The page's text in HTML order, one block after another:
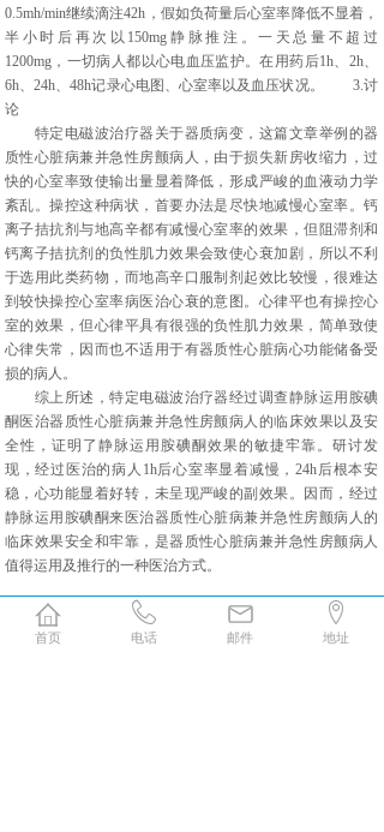
0.5mh/min继续滴注42h，假如负荷量后心室率降低不显着，
半小时后再次以150mg静脉推注。一天总量不超过
1200mg，一切病人都以心电血压监护。在用药后1h、2h、
6h、24h、48h记录心电图、心室率以及血压状况。 3.讨
论
特定电磁波治疗器关于器质病变，这篇文章举例的器
质性心脏病兼并急性房颤病人，由于损失新房收缩力，过
快的心室率致使输出量显着降低，形成严峻的血液动力学
紊乱。操控这种病状，首要办法是尽快地减慢心室率。钙
离子拮抗剂与地高辛都有减慢心室率的效果，但阻滞剂和
钙离子拮抗剂的负性肌力效果会致使心衰加剧，所以不利
于选用此类药物，而地高辛口服制剂起效比较慢，很难达
到较快操控心室率病医治心衰的意图。心律平也有操控心
室的效果，但心律平具有很强的负性肌力效果，简单致使
心律失常，因而也不适用于有器质性心脏病心功能储备受
损的病人。
综上所述，特定电磁波治疗器经过调查静脉运用胺碘
酮医治器质性心脏病兼并急性房颤病人的临床效果以及安
全性，证明了静脉运用胺碘酮效果的敏捷牢靠。研讨发
现，经过医治的病人1h后心室率显着减慢，24h后根本安
稳，心功能显着好转，未呈现严峻的副效果。因而，经过
静脉运用胺碘酮来医治器质性心脏病兼并急性房颤病人的
临床效果安全和牢靠，是器质性心脏病兼并急性房颤病人
值得运用及推行的一种医治方式。
上一篇：
这里有关于特定电磁波的满满干货！
下一篇：
医疗器械产品如何取得CE认证
首页 电话 邮件 地址